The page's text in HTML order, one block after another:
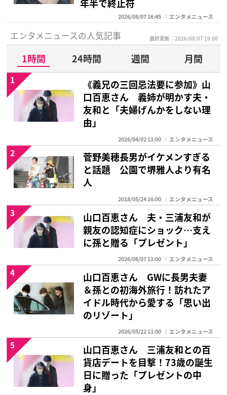
年半で終止符
2026/08/07 16:45 エンタメニュース
エンタメニュースの人気記事 最終更新：2026/08/07 19:00
1時間 24時間 週間
月間
《義兄の三回忌法要に参加》山
口百恵さん 義姉が明かす夫・
友和と「夫婦げんかをしない理
由」
2026/04/02 11:00 エンタメニュース
1
菅野美穂長男がイケメンすぎる
と話題 公園で堺雅人より有名
人
2018/05/24 16:00 エンタメニュース
2
山口百恵さん 夫・三浦友和が
親友の認知症にショック…支え
に孫と贈る「プレゼント」
2026/08/07 11:00 エンタメニュース
3
山口百恵さん GWに長男夫妻
＆孫との初海外旅行！訪れたア
イドル時代から愛する「思い出
のリゾート」
2026/05/22 11:00 エンタメニュース
4
山口百恵さん 三浦友和との百
貨店デートを目撃！73歳の誕生
日に贈った「プレゼントの中
身」
5